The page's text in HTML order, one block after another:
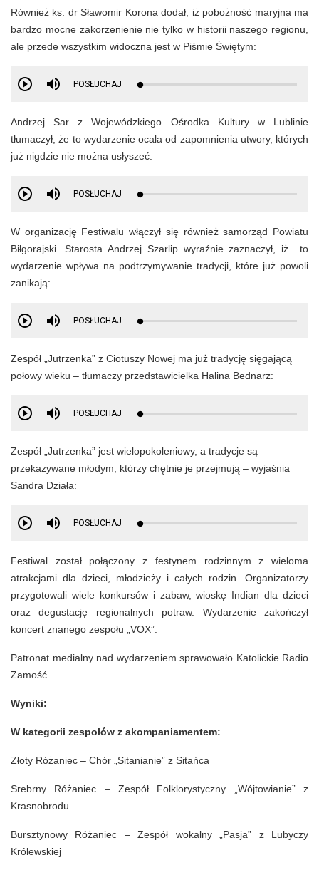
Również ks. dr Sławomir Korona dodał, iż pobożność maryjna ma
bardzo mocne zakorzenienie nie tylko w historii naszego regionu,
ale przede wszystkim widoczna jest w Piśmie Świętym:
POSŁUCHAJ
Andrzej Sar z Wojewódzkiego Ośrodka Kultury w Lublinie
tłumaczył, że to wydarzenie ocala od zapomnienia utwory, których
już nigdzie nie można usłyszeć:
POSŁUCHAJ
W organizację Festiwalu włączył się również samorząd Powiatu
Biłgorajski. Starosta Andrzej Szarlip wyraźnie zaznaczył, iż to
wydarzenie wpływa na podtrzymywanie tradycji, które już powoli
zanikają:
POSŁUCHAJ
Zespół „Jutrzenka” z Ciotuszy Nowej ma już tradycję sięgającą
połowy wieku – tłumaczy przedstawicielka Halina Bednarz:
POSŁUCHAJ
Zespół „Jutrzenka” jest wielopokoleniowy, a tradycje są
przekazywane młodym, którzy chętnie je przejmują – wyjaśnia
Sandra Działa:
POSŁUCHAJ
Festiwal został połączony z festynem rodzinnym z wieloma
atrakcjami dla dzieci, młodzieży i całych rodzin. Organizatorzy
przygotowali wiele konkursów i zabaw, wioskę Indian dla dzieci
oraz degustację regionalnych potraw. Wydarzenie zakończył
koncert znanego zespołu „VOX”.
Patronat medialny nad wydarzeniem sprawowało Katolickie Radio
Zamość.
Wyniki:
W kategorii zespołów z akompaniamentem:
Złoty Różaniec – Chór „Sitanianie” z Sitańca
Srebrny Różaniec – Zespół Folklorystyczny „Wójtowianie” z
Krasnobrodu
Bursztynowy Różaniec – Zespół wokalny „Pasja” z Lubyczy
Królewskiej